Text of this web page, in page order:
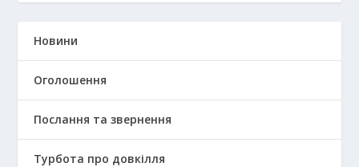
Новини
Оголошення
Послання та звернення
Турбота про довкілля